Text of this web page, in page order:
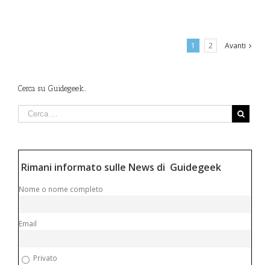
1 2 Avanti
Cerca su Guidegeek…
Rimani informato sulle News di Guidegeek
Nome o nome completo
Email
Privato